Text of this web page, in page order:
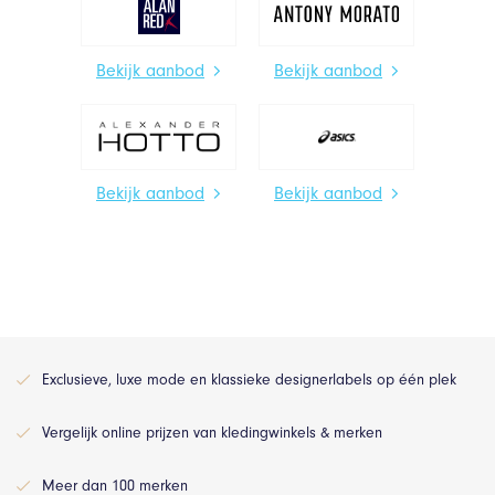
Bekijk aanbod Bekijk aanbod
Bekijk aanbod Bekijk aanbod
Exclusieve, luxe mode en klassieke designerlabels op één plek
Vergelijk online prijzen van kledingwinkels & merken
Meer dan 100 merken